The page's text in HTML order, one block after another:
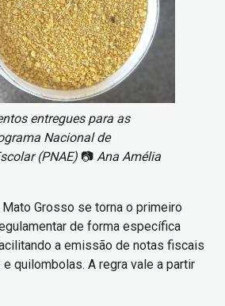
entregues para as
Nacional de
(PNAE) 📷 Ana Amélia
Mato Grosso se torna o primeiro
de forma específica
a emissão de notas fiscais
quilombolas. A regra vale a partir